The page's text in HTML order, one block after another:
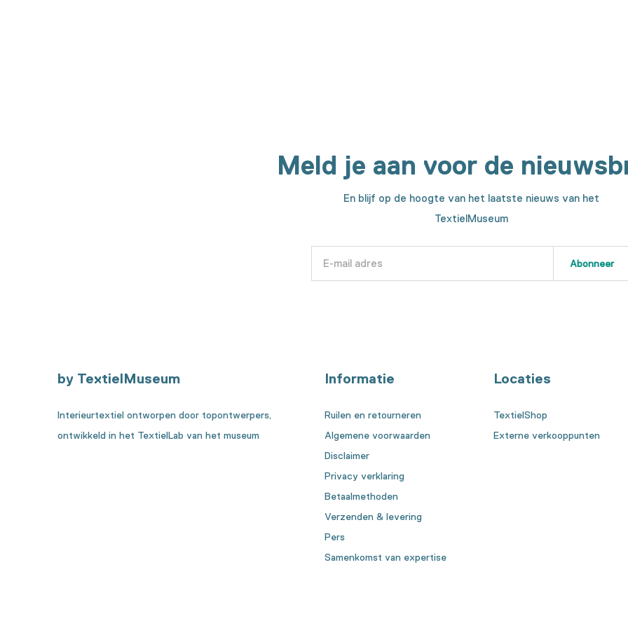
Meld je aan voor de
En blijf op de hoogte van het laatste nieuws van het
TextielMuseum
Abonneer
by TextielMuseum
Interieurtextiel ontworpen door topontwerpers,
ontwikkeld in het TextielLab van het museum
Informatie
Ruilen en retourneren
Algemene voorwaarden
Disclaimer
Privacy verklaring
Betaalmethoden
Verzenden & levering
Pers
Samenkomst van expertise
Locaties
TextielShop
Externe verkooppunten